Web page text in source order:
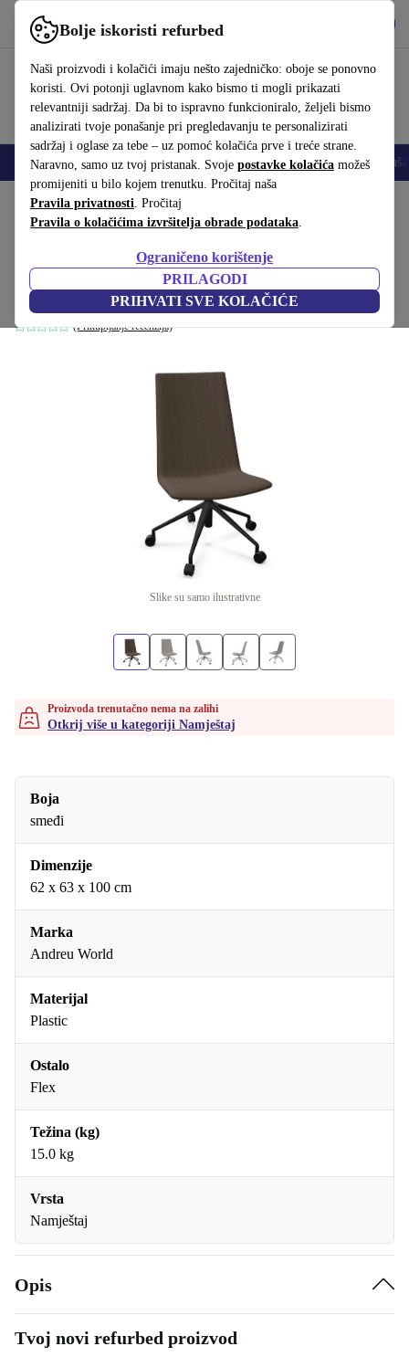
Bolje iskoristi refurbed
Naši proizvodi i kolačići imaju nešto zajedničko: oboje se ponovno
koristi. Ovi potonji uglavnom kako bismo ti mogli prikazati
relevantniji sadržaj. Da bi to ispravno funkcioniralo, željeli bismo
analizirati tvoje ponašanje pri pregledavanju te personalizirati
sadržaj i oglase za tebe – uz pomoć kolačića prve i treće strane.
Naravno, samo uz tvoj pristanak. Svoje postavke kolačića možeš
promijeniti u bilo kojem trenutku. Pročitaj naša
Pravila privatnosti. Pročitaj
Pravila o kolačićima izvršitelja obrade podataka.
Ograničeno korištenje
PRILAGODI
PRIHVATI SVE KOLAČIĆE
Koristi refurbed brzo i jednostavno
Mobiteli Prijenosna računala Tableti Pametni satovi Dodaci
Početna stranica Proizvodi Kućanstvo
Flex Executive SI1864 Uredska stolica
smeđa
Smeđa
(Prikupljanje recenzija)
Slike su samo ilustrativne
Proizvoda trenutačno nema na zalihi
Otkrij više u kategoriji Namještaj
Boja
smeđi
Dimenzije
62 x 63 x 100 cm
Marka
Andreu World
Materijal
Plastic
Ostalo
Flex
Težina (kg)
15.0 kg
Vrsta
Namještaj
Opis
Tvoj novi refurbed proizvod